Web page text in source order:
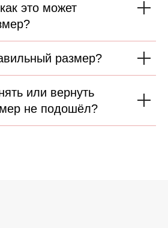
это может
размер?
или вернуть
не подошёл?